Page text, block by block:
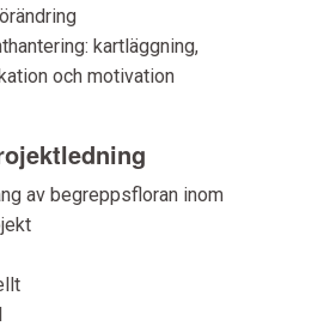
kartläggning,
och motivation
av begreppsfloran inom